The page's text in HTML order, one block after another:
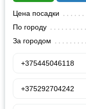
Цена посадки
По городу
За городом
+375445046118
+375292704242